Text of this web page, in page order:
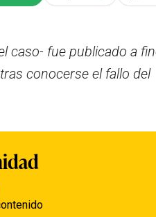
caso- fue publicado a
conocerse el fallo del